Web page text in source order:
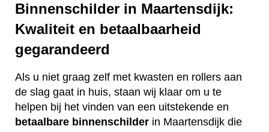
Binnenschilder in Maartensdijk:
Kwaliteit en betaalbaarheid
gegarandeerd
Als u niet graag zelf met kwasten en rollers aan
de slag gaat in huis, staan wij klaar om u te
helpen bij het vinden van een uitstekende en
betaalbare binnenschilder in Maartensdijk die